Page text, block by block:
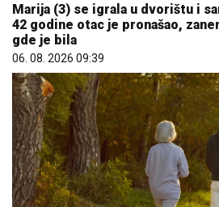
Marija (3) se igrala u dvorištu i
42 godine otac je pronašao,
gde je bila
06. 08. 2026 09:39